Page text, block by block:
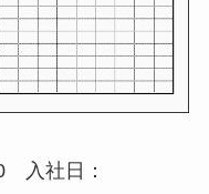
入社日：